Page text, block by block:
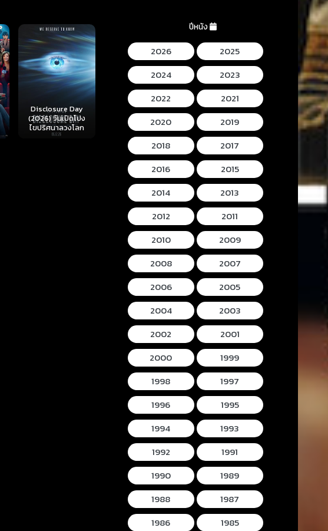
Backrooms (2026)
นรกห้องลับ
Hokum (2026) ห้อง
กุมวิญญาณ
Mortal Kombat II
(2026) มอร์ทัล คอม
แบท 2
They Will
(2026) พวก
แก
ปีหนัง
2026
2025
2024
2023
2022
2021
2020
2019
2018
2017
2016
2015
2014
2013
2012
2011
2010
2009
2008
2007
2006
2005
2004
2003
2002
2001
2000
1999
1998
1997
1996
1995
1994
1993
1992
1991
1990
1989
1988
1987
1986
1985